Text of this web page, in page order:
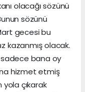
olacağı sözünü
sözünü
gecesi bu
kazanmış olacak.
bana oy
hizmet etmiş
çıkarak